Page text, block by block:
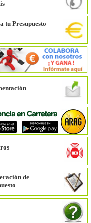
de
tu Presupuesto